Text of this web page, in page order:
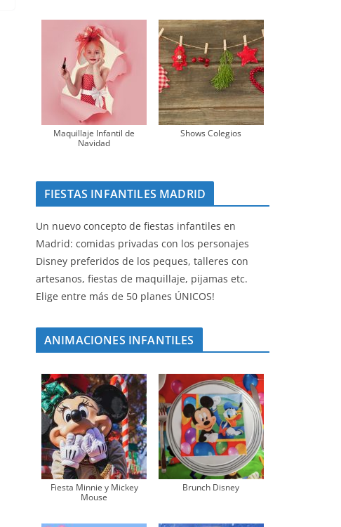
Maquillaje Infantil de
Navidad
Shows Colegios
FIESTAS INFANTILES MADRID
Un nuevo concepto de fiestas infantiles en
Madrid: comidas privadas con los personajes
Disney preferidos de los peques, talleres con
artesanos, fiestas de maquillaje, pijamas etc.
Elige entre más de 50 planes ÚNICOS!
ANIMACIONES INFANTILES
Fiesta Minnie y Mickey
Mouse
Brunch Disney